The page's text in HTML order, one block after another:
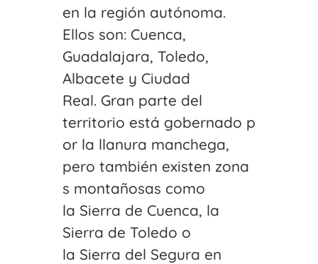
en la región autónoma.
Ellos son: Cuenca,
Guadalajara, Toledo,
Albacete y Ciudad
Real. Gran parte del
territorio está gobernado p
or la llanura manchega,
pero también existen zona
s montañosas como
la Sierra de Cuenca, la
Sierra de Toledo o
la Sierra del Segura en